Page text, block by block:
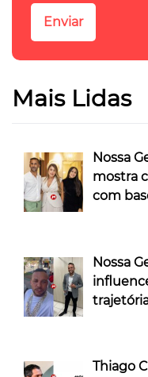
Mais Lidas
Nossa
mostra
com
Nossa
Thiago